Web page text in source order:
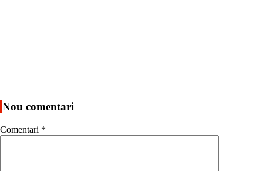
Nou comentari
Comentari *